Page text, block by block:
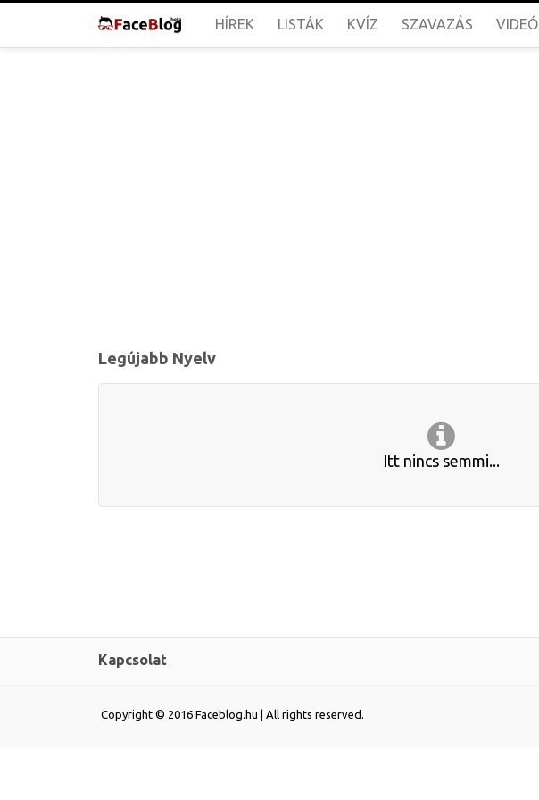
HÍREK LISTÁK KVÍZ SZAVAZÁS VIDEÓ
Legújabb Nyelv
Itt nincs semmi...
Kapcsolat
Copyright © 2016 Faceblog.hu | All rights reserved.